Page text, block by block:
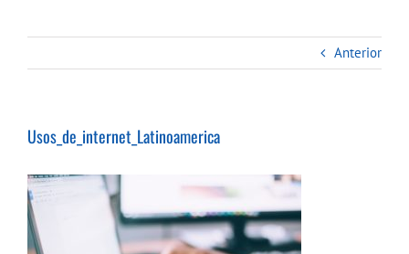
Anterior
Usos_de_internet_Latinoamerica